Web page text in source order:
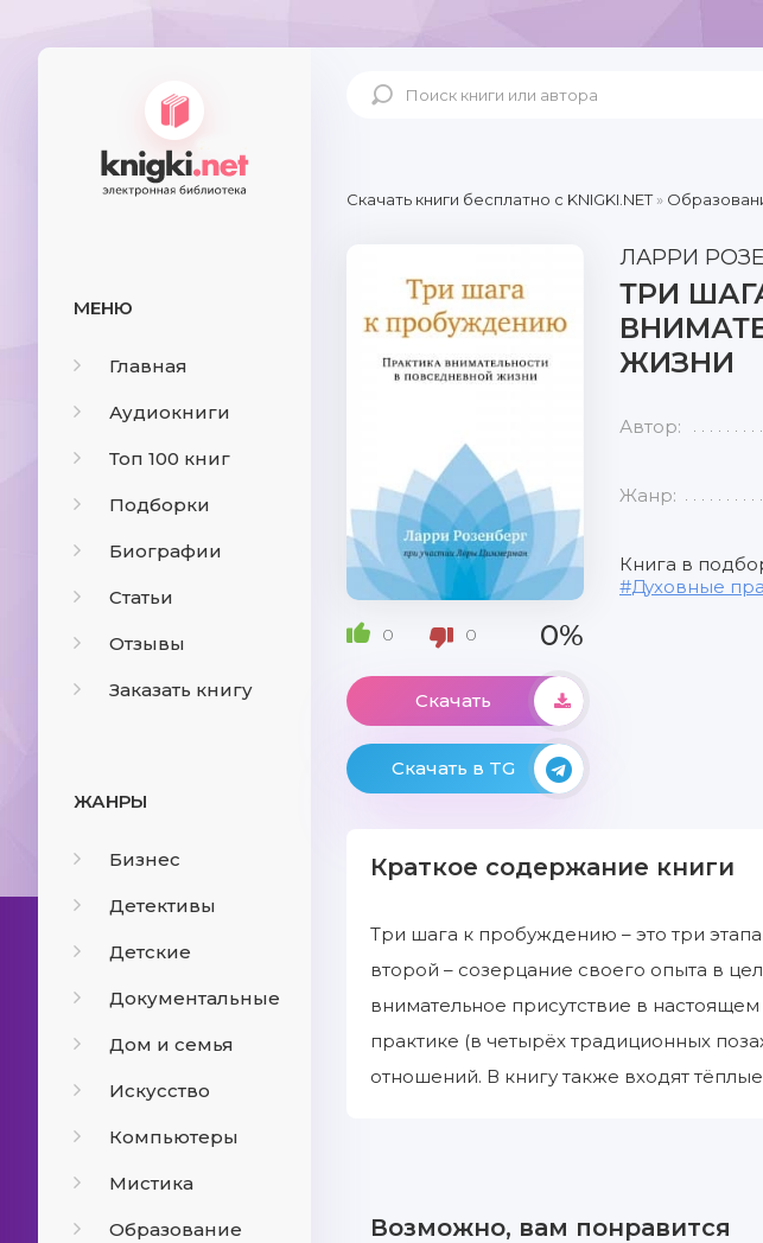
МЕНЮ
Главная
Аудиокниги
Топ 100 книг
Подборки
Биографии
Статьи
Отзывы
Заказать книгу
ЖАНРЫ
Бизнес
Детективы
Детские
Документальные
Дом и семья
Искусство
Компьютеры
Мистика
Образование
Скачать книги бесплатно c KNIGKI.NET»
0 0 0%
Скачать
Скачать в TG
ЛАРРИ
ТРИ
ЖИЗНИ
Автор:
Жанр:
Книга в
Духовные
Краткое содержание книги
Три шага к пробуждению – это три
второй – созерцание своего опыта в
внимательное присутствие в
практике (в четырёх традиционных
отношений. В книгу также входят
Возможно, вам понравится